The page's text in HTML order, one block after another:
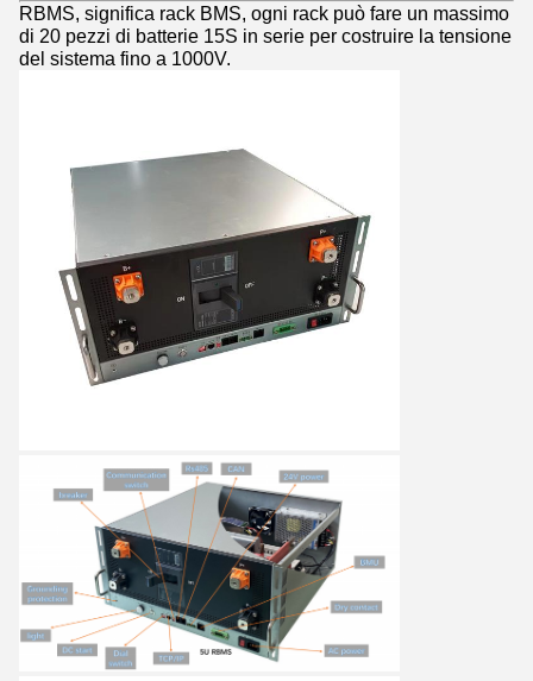
RBMS, significa rack BMS, ogni rack può fare un massimo
di 20 pezzi di batterie 15S in serie per costruire la tensione
del sistema fino a 1000V.